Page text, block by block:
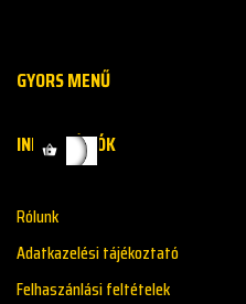
GYORS MENŰ
INFORMÁCIÓK
Rólunk
Adatkazelési tájékoztató
Felhaszánlási feltételek